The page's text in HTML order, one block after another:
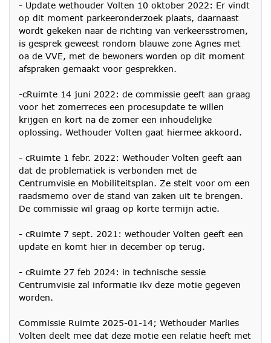
- Update wethouder Volten 10 oktober 2022: Er vindt
op dit moment parkeeronderzoek plaats, daarnaast
wordt gekeken naar de richting van verkeersstromen,
is gesprek geweest rondom blauwe zone Agnes met
oa de VVE, met de bewoners worden op dit moment
afspraken gemaakt voor gesprekken.
-cRuimte 14 juni 2022: de commissie geeft aan graag
voor het zomerreces een procesupdate te willen
krijgen en kort na de zomer een inhoudelijke
oplossing. Wethouder Volten gaat hiermee akkoord.
- cRuimte 1 febr. 2022: Wethouder Volten geeft aan
dat de problematiek is verbonden met de
Centrumvisie en Mobiliteitsplan. Ze stelt voor om een
raadsmemo over de stand van zaken uit te brengen.
De commissie wil graag op korte termijn actie.
- cRuimte 7 sept. 2021: wethouder Volten geeft een
update en komt hier in december op terug.
- cRuimte 27 feb 2024: in technische sessie
Centrumvisie zal informatie ikv deze motie gegeven
worden.
Commissie Ruimte 2025-01-14; Wethouder Marlies
Volten deelt mee dat deze motie een relatie heeft met